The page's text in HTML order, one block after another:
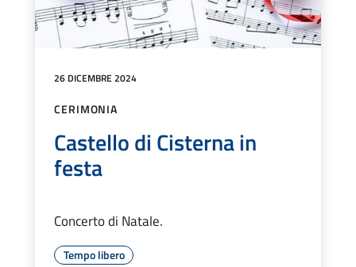
26 DICEMBRE 2024
CERIMONIA
Castello di Cisterna in
festa
Concerto di Natale.
Tempo libero